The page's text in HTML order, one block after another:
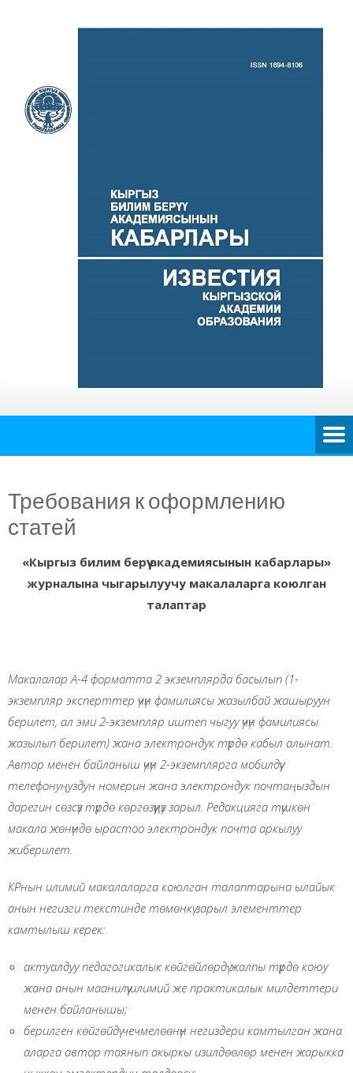
Требования к оформлению
статей
«Кыргыз билим берүү академиясынын кабарлары»
журналына чыгарылуучу макалаларга коюлган
талаптар
Макалалар А-4 форматта 2 экземплярда басылып (1-
экземпляр эксперттер үчүн фамилиясы жазылбай жашыруун
берилет, ал эми 2-экземпляр иштеп чыгуу үчүн фамилиясы
жазылып берилет) жана электрондук түрдө кабыл алынат.
Автор менен байланыш үчүн 2-экземплярга мобилдүү
телефонуңуздун номерин жана электрондук почтаңыздын
дарегин сөзсүз түрдө көргөзүүңүз зарыл. Редакцияга түшкөн
макала жөнүндө ырастоо электрондук почта аркылуу
жиберилет.
КРнын илимий макалаларга коюлган талаптарына ылайык
анын негизги текстинде төмөнкү зарыл элементтер
камтылыш керек:
актуалдуу педагогикалык көйгөйлөрдү жалпы түрдө коюу
жана анын маанилүү илимий же практикалык милдеттери
менен байланышы;
берилген көйгөйдү чечмелөөнүн негиздери камтылган жана
аларга автор таянып акыркы изилдөөлөр менен жарыкка